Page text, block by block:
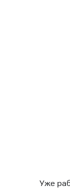
Уже